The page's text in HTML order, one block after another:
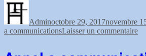
Adminoctobre 29, 2017novembre
a communicationsLaisser un commentairesur